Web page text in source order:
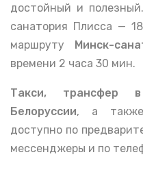
достойный и полезный.
санатория Плисса —
маршруту Минск-
времени 2 часа 30 мин.
Такси, трансфер
Белоруссии, а
доступно по
мессенджеры и по